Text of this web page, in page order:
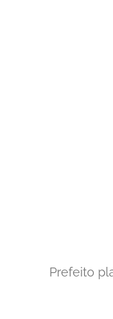
Prefeito